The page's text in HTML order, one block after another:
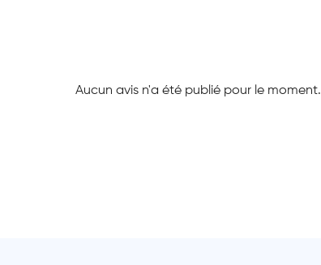
Aucun avis n'a été publié pour le moment.